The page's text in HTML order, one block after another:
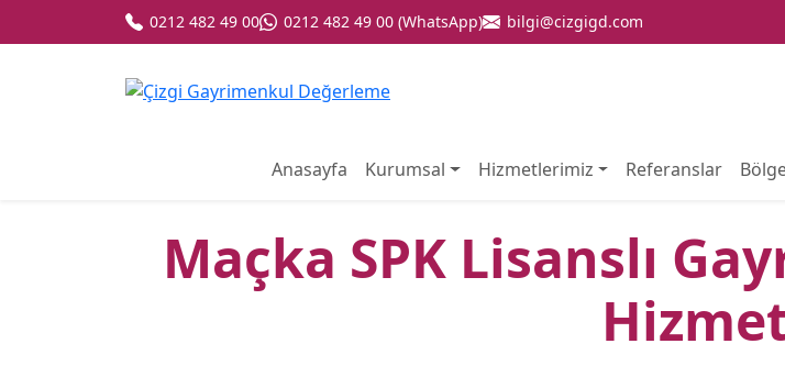
0212 482 49 00 0212 482 49 00 (WhatsApp) bilgi@cizgigd.com
Anasayfa Kurumsal Hizmetlerimiz Referanslar
Maçka SPK Lisanslı